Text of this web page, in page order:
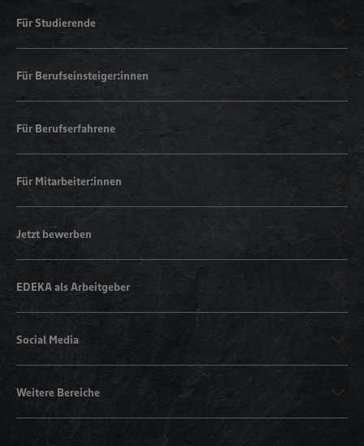
Für Studierende
Für Berufseinsteiger:innen
Für Berufserfahrene
Für Mitarbeiter:innen
Jetzt bewerben
EDEKA als Arbeitgeber
Social Media
Weitere Bereiche